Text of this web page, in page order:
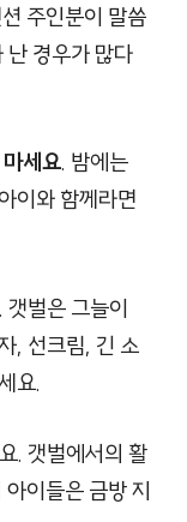
주인분이 말씀
난 경우가 많다
세요. 밤에는
이와 함께라면
갯벌은 그늘이
, 선크림, 긴 소
요.
. 갯벌에서의 활
이들은 금방 지